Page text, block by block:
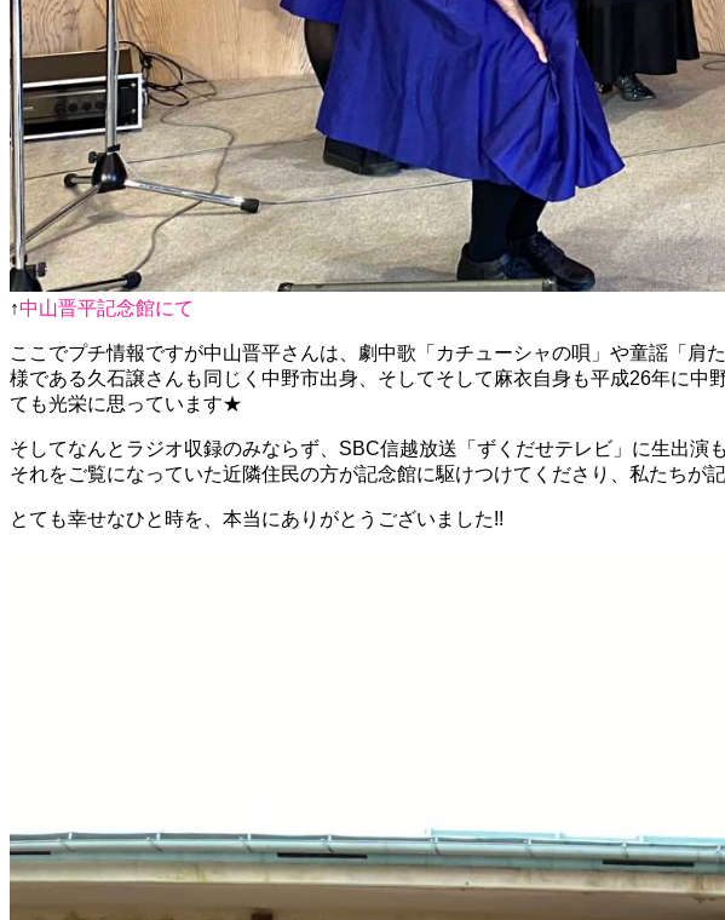
↑中山晋平記念館にて
ここでプチ情報ですが中山晋平さんは、劇中歌「カチューシャの唄」や童謡「
様である久石譲さんも同じく中野市出身、そしてそして麻衣自身も平成26年に
ても光栄に思っています★
そしてなんとラジオ収録のみならず、SBC信越放送「ずくだせテレビ」に生出
それをご覧になっていた近隣住民の方が記念館に駆けつけてくださり、私たちが
とても幸せなひと時を、本当にありがとうございました!!